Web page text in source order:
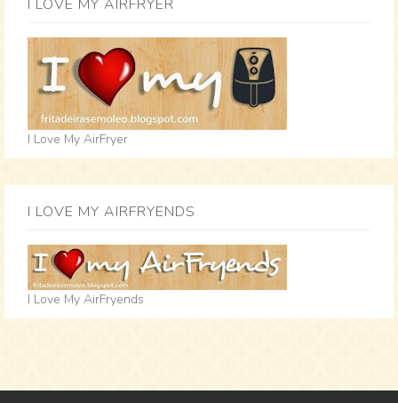
I LOVE MY AIRFRYER
I Love My AirFryer
I LOVE MY AIRFRYENDS
I Love My AirFryends